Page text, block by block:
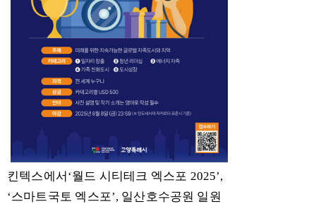
킨텍스에서 ‘월드 시티테크 엑스포 2025’,
‘스마트국토 엑스포’, 일산호수공원 일원